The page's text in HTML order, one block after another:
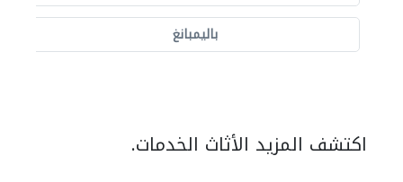
باليمبانغ
اكتشف المزيد الأثاث الخدمات.